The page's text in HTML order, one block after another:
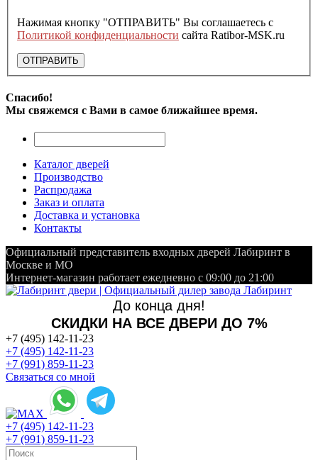
Нажимая кнопку "ОТПРАВИТЬ" Вы соглашаетесь с
Политикой конфиденциальности сайта Ratibor-MSK.ru
ОТПРАВИТЬ
Спасибо!
Мы свяжемся с Вами в самое ближайшее время.
Каталог дверей
Производство
Распродажа
Заказ и оплата
Доставка и установка
Контакты
Официальный представитель входных дверей Лабиринт в
Москве и МО
Интернет-магазин работает ежедневно с 09:00 до 21:00
До конца дня!
СКИДКИ НА ВСЕ ДВЕРИ ДО 7%
+7 (495) 142-11-23
+7 (495) 142-11-23
+7 (991) 859-11-23
Связаться со мной
+7 (495) 142-11-23
+7 (991) 859-11-23